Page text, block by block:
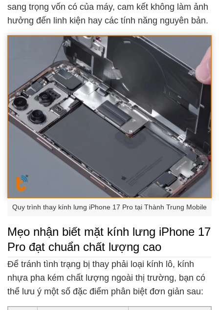
sang trọng vốn có của máy, cam kết không làm ảnh
hưởng đến linh kiện hay các tính năng nguyên bản.
Quy trình thay kính lưng iPhone 17 Pro tại Thành Trung Mobile
Mẹo nhận biết mặt kính lưng iPhone 17
Pro đạt chuẩn chất lượng cao
Để tránh tình trạng bị thay phải loại kính lô, kính
nhựa pha kém chất lượng ngoài thị trường, bạn có
thể lưu ý một số đặc điểm phân biệt đơn giản sau: